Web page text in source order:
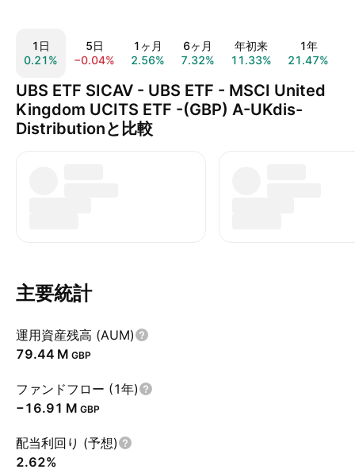
1日
0.21%
5日
−0.04%
1ヶ月
2.56%
6ヶ月
7.32%
年初来
11.33%
1年
21.47%
UBS ETF SICAV - UBS ETF - MSCI United
Kingdom UCITS ETF -(GBP) A-UKdis-
Distributionと比較
主要統計
運用資産残高 (AUM)
‪79.44 M‬ GBP
ファンドフロー (1年)
‪−16.91 M‬ GBP
配当利回り (予想)
2.62%